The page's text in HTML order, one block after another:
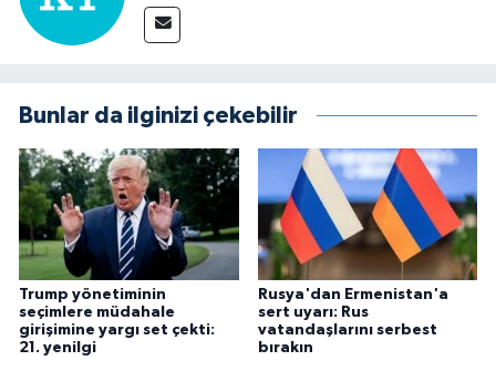
Bunlar da ilginizi çekebilir
Trump yönetiminin
seçimlere müdahale
girişimine yargı set çekti:
21. yenilgi
Rusya'dan Ermenistan'a
sert uyarı: Rus
vatandaşlarını serbest
bırakın